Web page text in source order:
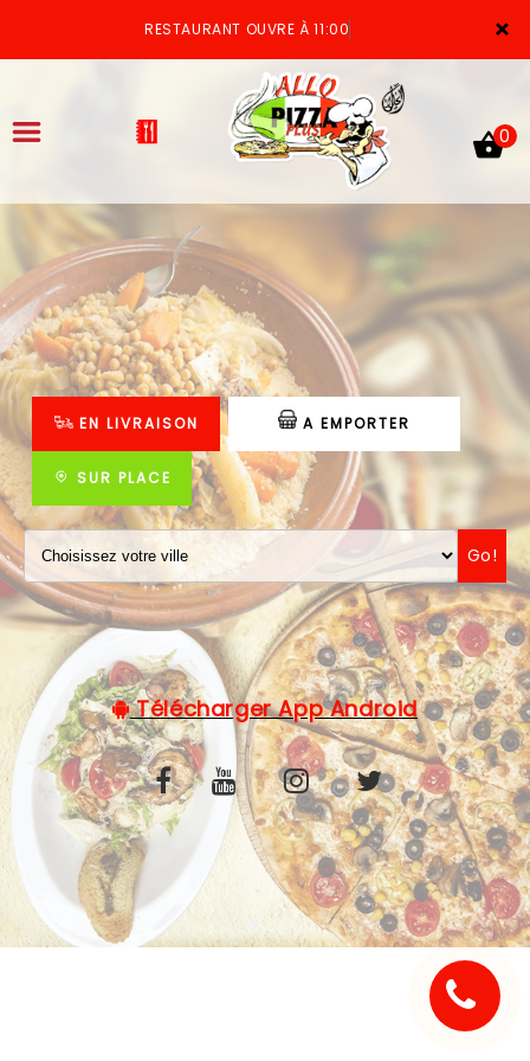
×
RESTAURANT OUVRE À 11:00
ACCUEIL
LA CARTE
VOTRE COMPTE
NOTRE RESTAURANT
VOS AVIS
MENTIONS LÉGALES
0
EN LIVRAISON A EMPORTER
SUR PLACE
Go!
Télécharger App Android